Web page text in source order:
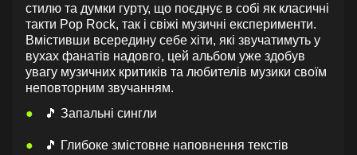
стилю та думки гурту, що поєднує в собі як класичні
такти Pop Rock, так і свіжі музичні експерименти.
Вмістивши всередину себе хіти, які звучатимуть у
вухах фанатів надовго, цей альбом уже здобув
увагу музичних критиків та любителів музики своїм
неповторним звучанням.
🎵 Запальні сингли
🎵 Глибоке змістовне наповнення текстів